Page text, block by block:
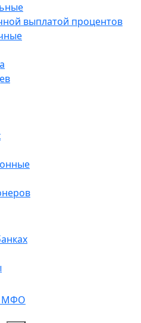
выплатой процентов
МФО